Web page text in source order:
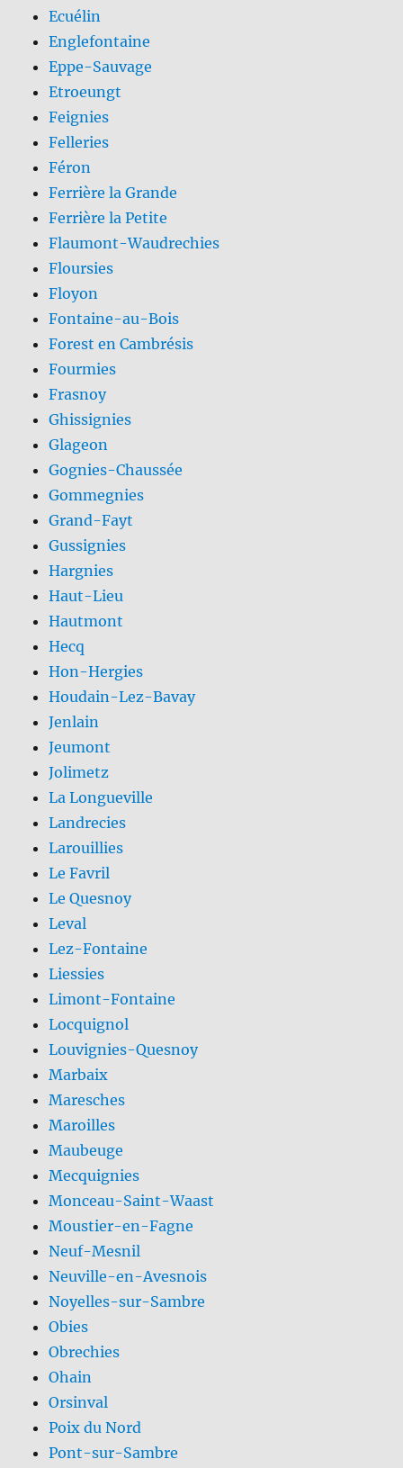
Ecuélin
Englefontaine
Eppe-Sauvage
Etroeungt
Feignies
Felleries
Féron
Ferrière la Grande
Ferrière la Petite
Flaumont-Waudrechies
Floursies
Floyon
Fontaine-au-Bois
Forest en Cambrésis
Fourmies
Frasnoy
Ghissignies
Glageon
Gognies-Chaussée
Gommegnies
Grand-Fayt
Gussignies
Hargnies
Haut-Lieu
Hautmont
Hecq
Hon-Hergies
Houdain-Lez-Bavay
Jenlain
Jeumont
Jolimetz
La Longueville
Landrecies
Larouillies
Le Favril
Le Quesnoy
Leval
Lez-Fontaine
Liessies
Limont-Fontaine
Locquignol
Louvignies-Quesnoy
Marbaix
Maresches
Maroilles
Maubeuge
Mecquignies
Monceau-Saint-Waast
Moustier-en-Fagne
Neuf-Mesnil
Neuville-en-Avesnois
Noyelles-sur-Sambre
Obies
Obrechies
Ohain
Orsinval
Poix du Nord
Pont-sur-Sambre